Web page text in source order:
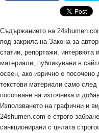
Съдържанието на
под закрила на Закона за
статии, репортажи, интервюта
материали, публикувани в
освен, ако изрично е посочено
текстови материали само
посочване на източника и
Използването на графични и
24shumen.com е строго
санкционирани с цялата